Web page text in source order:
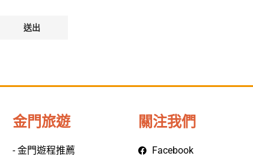
金門旅遊
- 金門遊程推薦
關注我們
Facebook